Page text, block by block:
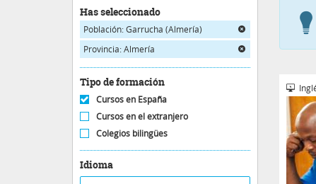
Has seleccionado
Población: Garrucha (Almería)
Provincia: Almería
Tipo de formación
Cursos en España
Cursos en el extranjero
Colegios bilingües
Idioma